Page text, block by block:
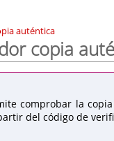
auténtica
copia
comprobar la
del código de